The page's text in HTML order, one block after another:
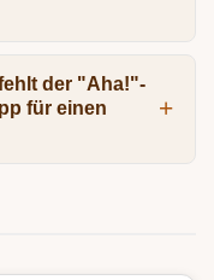
der "Aha!"-
für einen